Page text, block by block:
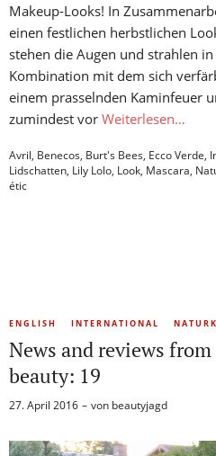
Makeup-Looks! In
einen festlichen herbstlichen
stehen die Augen und strahlen
Kombination mit dem sich
einem prasselnden Kaminfeuer
zumindest vor Weiterlesen…
Avril, Benecos, Burt's Bees, Ecco Verde,
Lidschatten, Lily Lolo, Look, Mascara,
étic
ENGLISH INTERNATIONAL
News and reviews
beauty: 19
27. April 2016 von beautyjagd